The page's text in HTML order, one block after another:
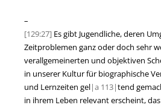
–
[129:27] Es gibt Jugendliche, deren
Zeitproblemen ganz oder doch sehr
verallgemeinerten und objektiven
in unserer Kultur für biographische
und Lernzeiten gel|a 113|tend
in ihrem Leben relevant erscheint,